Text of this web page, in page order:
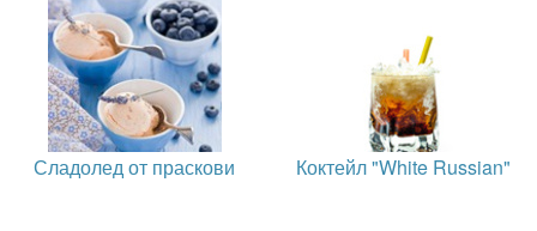
Сладолед от праскови Коктейл "White Russian"